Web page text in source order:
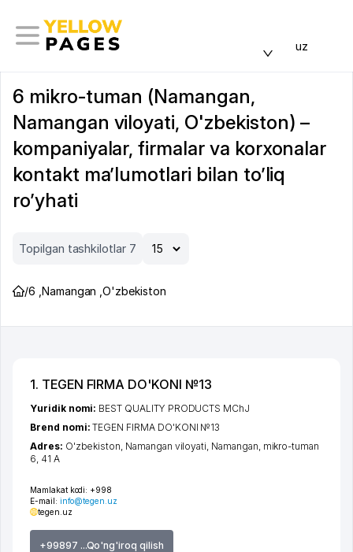
uz
6 mikro-tuman (Namangan,
Namangan viloyati, O'zbekiston) –
kompaniyalar, firmalar va korxonalar
kontakt ma’lumotlari bilan to’liq
ro’yhati
Topilgan tashkilotlar 7
/6 Namangan ,O'zbekiston
1. TEGEN FIRMA DO'KONI №13
Mamlakat kodi: +998
E-mail: info@tegen.uz
tegen.uz
+99897 ...Qo'ng'iroq qilish
Yuridik nomi: BEST QUALITY PRODUCTS MChJ
Brend nomi:TEGEN FIRMA DO'KONI №13
Adres: O'zbekiston, Namangan viloyati, Namangan, mikro-tuman
6, 41 A